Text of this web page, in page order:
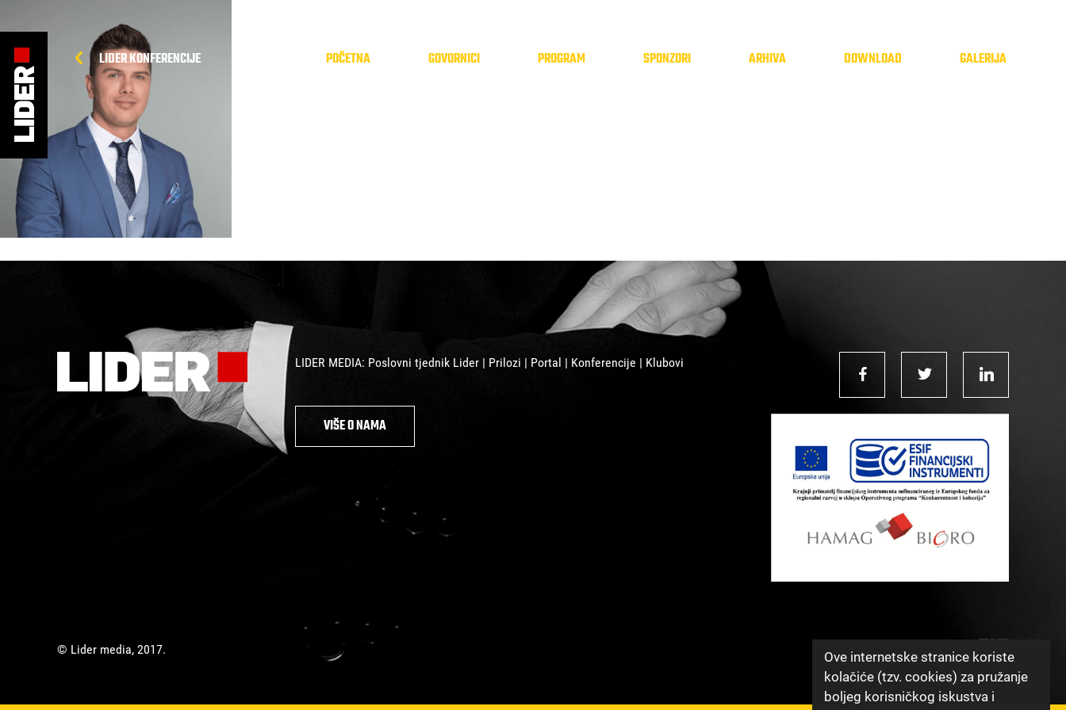
Ove internetske stranice koriste
kolačiće (tzv. cookies) za pružanje
boljeg korisničkog iskustva i
LIDER KONFERENCIJE POČETNA GOVORNICI PROGRAM SPONZORI ARHIVA DOWNLOAD GALERIJA
LIDER MEDIA: Poslovni tjednik Lider | Prilozi | Portal | Konferencije | Klubovi
VIŠE O NAMA
© Lider media, 2017.